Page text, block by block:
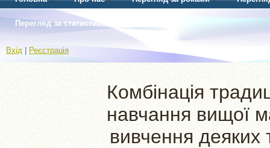
Перегляд за статистикою
Вхід Реєстрація
Комбінація
навчання вищої
вивчення деяких